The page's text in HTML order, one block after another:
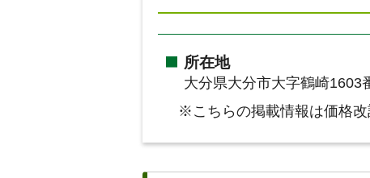
所在地
大分県大分市大字鶴崎1603
※こちらの掲載情報は価格改